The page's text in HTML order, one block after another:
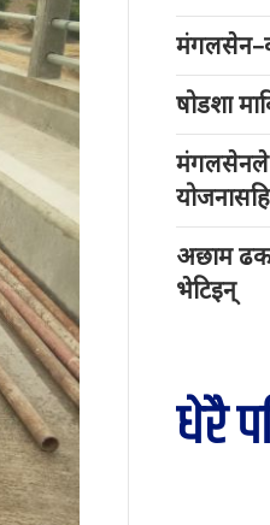
षोडशा
मंगलसेनले
अछाम
भेटिइन्
धेरै